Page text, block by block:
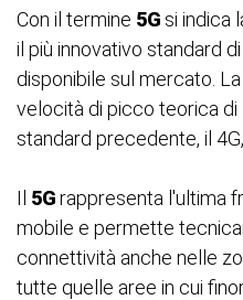
Con il termine 5G si indica
il più innovativo standard
disponibile sul mercato.
velocità di picco teorica di
standard precedente, il
Il 5Grappresenta l'ultima
mobile e permette
connettività anche nelle
tutte quelle aree in cui